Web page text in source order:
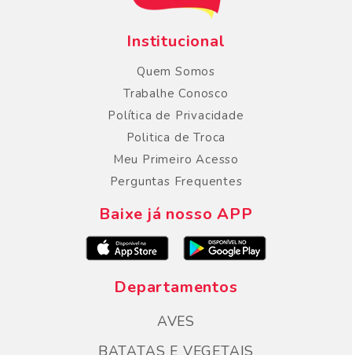
Institucional
Quem Somos
Trabalhe Conosco
Política de Privacidade
Politica de Troca
Meu Primeiro Acesso
Perguntas Frequentes
Baixe já nosso APP
Departamentos
AVES
BATATAS E VEGETAIS